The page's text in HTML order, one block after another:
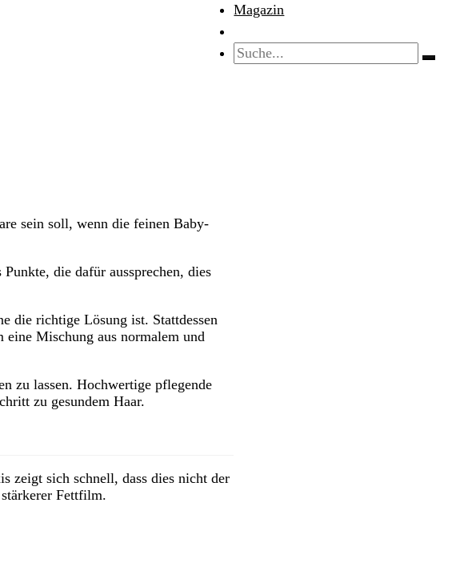
sein soll, wenn die feinen Baby-
die dafür aussprechen, dies
die richtige Lösung ist. Stattdessen
eine Mischung aus normalem und
zu lassen. Hochwertige pflegende
zu gesundem Haar.
zeigt sich schnell, dass dies nicht der
Fettfilm.
Magazin